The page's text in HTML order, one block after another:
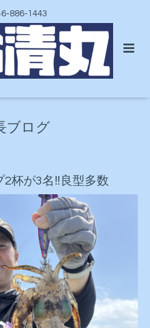
886-1443
ブログ
2杯が3名‼️良型多数